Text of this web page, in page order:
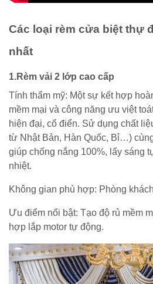
Các loại rèm cửa biệt thự
nhất
1.Rèm vải 2 lớp cao cấp
Tính thẩm mỹ: Một sự kết hợp
mềm mại và công năng ưu việt
hiện đại, cổ điển. Sử dụng chất
từ Nhật Bản, Hàn Quốc, Bỉ…)
giúp chống nắng 100%, lấy sáng
nhiệt.
Không gian phù hợp: Phòng
Ưu điểm nổi bật: Tạo độ rủ mềm
hợp lắp motor tự động.